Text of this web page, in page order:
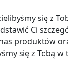
się z
Ci
produktów
się z Tobą w